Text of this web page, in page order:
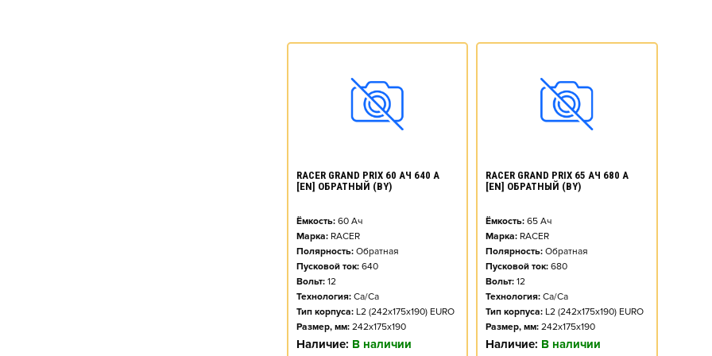
RACER GRAND PRIX 60 АЧ 640 А
[EN] ОБРАТНЫЙ (BY)
Ёмкость: 60 Ач
Марка: RACER
Полярность: Обратная
Пусковой ток: 640
Вольт: 12
Технология: Ca/Ca
Тип корпуса: L2 (242x175x190) EURO
Размер, мм: 242x175x190
Наличие: В наличии
RACER GRAND PRIX 65 АЧ 680 А
[EN] ОБРАТНЫЙ (BY)
Ёмкость: 65 Ач
Марка: RACER
Полярность: Обратная
Пусковой ток: 680
Вольт: 12
Технология: Ca/Ca
Тип корпуса: L2 (242x175x190) EURO
Размер, мм: 242x175x190
Наличие: В наличии